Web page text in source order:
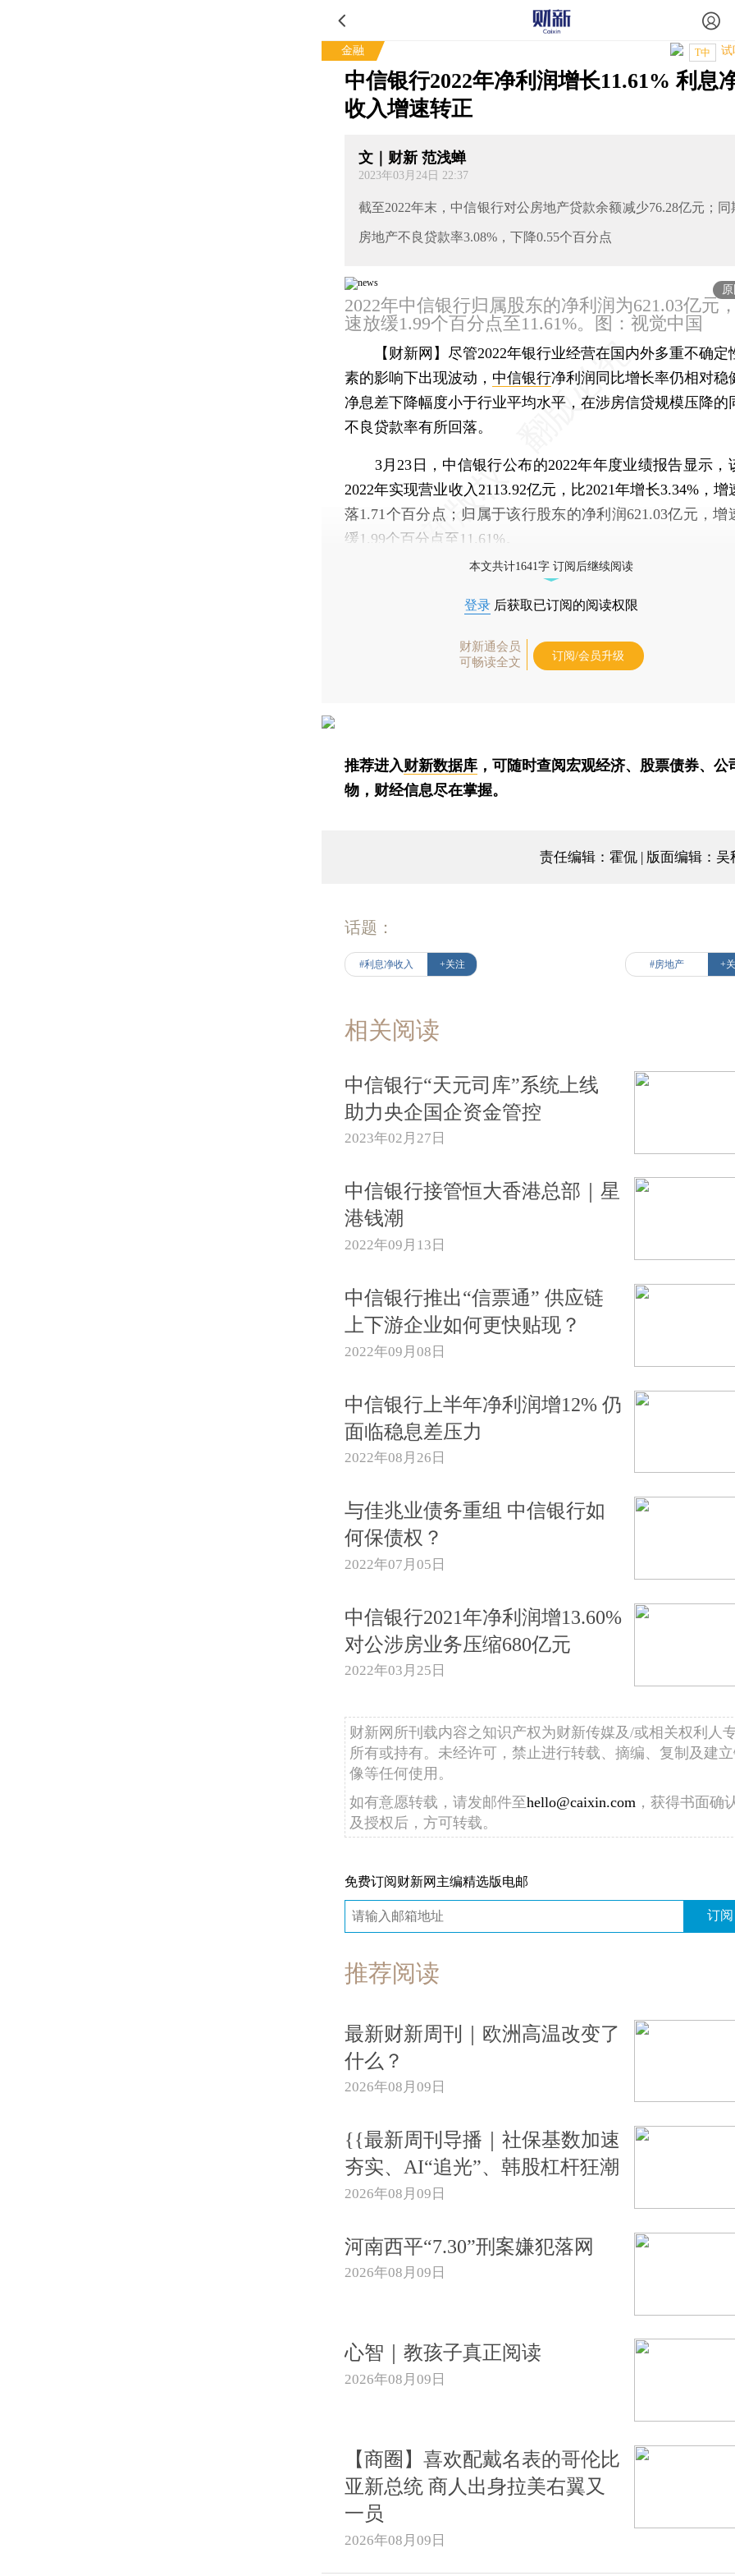
金融 试
T中
中信银行2022年净利润增长11.61% 利息
收入增速转正
文｜财新 范浅蝉
2023年03月24日 22:37
截至2022年末，中信银行对公房地产贷款余额减少76.28亿元；同
房地产不良贷款率3.08%，下降0.55个百分点
2022年中信银行归属股东的净利润为621.03亿元
速放缓1.99个百分点至11.61%。图：视觉中国
【财新网】 尽管2022年银行业经营在国内外多重不确定
素的影响下出现波动， 中信银行净利润同比增长率仍相对稳
净息差下降幅度小于行业平均水平，在涉房信贷规模压降的
不良贷款率有所回落。
3月23日，中信银行公布的2022年年度业绩报告显示，
2022年实现营业收入2113.92亿元，比2021年增长3.34%，增
落1.71个百分点；归属于该行股东的净利润621.03亿元，增
缓1.99个百分点至11.61%。
本文共计1641字 订阅后继续阅读
登录 后获取已订阅的阅读权限
财新通会员
可畅读全文
订阅/会员升级
推荐进入财新数据库 ，可随时查阅宏观经济、股票债券、公
物，财经信息尽在掌握。
责任编辑：霍侃 | 版面编辑：吴
话题：
#利息净收入 +关注 #房地产 +
相关阅读
中信银行“天元司库”系统上线
助力央企国企资金管控
2023年02月27日
中信银行接管恒大香港总部｜星
港钱潮
2022年09月13日
中信银行推出“信票通” 供应链
上下游企业如何更快贴现？
2022年09月08日
中信银行上半年净利润增12% 仍
面临稳息差压力
2022年08月26日
与佳兆业债务重组 中信银行如
何保债权？
2022年07月05日
中信银行2021年净利润增13.60%
对公涉房业务压缩680亿元
2022年03月25日
财新网所刊载内容之知识产权为财新传媒及/或相关权利人
所有或持有。未经许可，禁止进行转载、摘编、复制及建
像等任何使用。
如有意愿转载，请发邮件至hello@caixin.com ，获得书面确
及授权后，方可转载。
免费订阅财新网主编精选版电邮
订阅
推荐阅读
最新财新周刊｜欧洲高温改变了
什么？
2026年08月09日
{{最新周刊导播｜社保基数加速
夯实、AI“追光”、韩股杠杆狂潮
2026年08月09日
河南西平“7.30”刑案嫌犯落网
2026年08月09日
心智｜教孩子真正阅读
2026年08月09日
【商圈】喜欢配戴名表的哥伦比
亚新总统 商人出身拉美右翼又
一员
2026年08月09日